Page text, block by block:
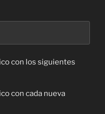
con los siguientes
con cada nueva